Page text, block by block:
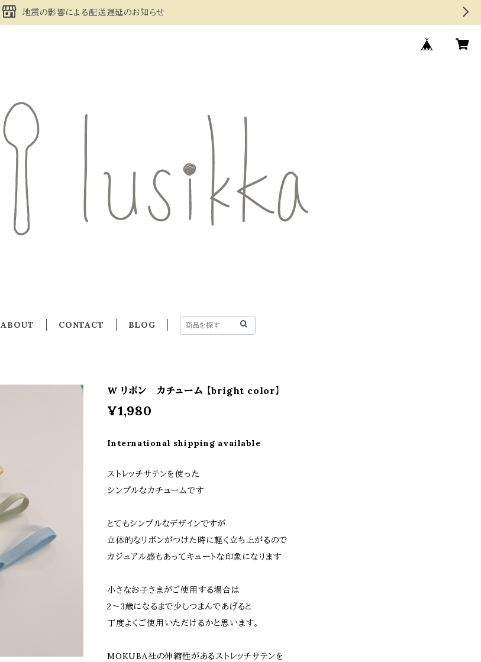
地震の影響による配送遅延のお知らせ
ABOUT CONTACT BLOG
W リボン カチューム 【bright color】
¥1,980
International shipping available
ストレッチサテンを使った
シンプルなカチュームです
とてもシンプルなデザインですが
立体的なリボンがつけた時に軽く立ち上がるので
カジュアル感もあってキュートな印象になります
小さなお子さまがご使用する場合は
2〜3歳になるまで少しつまんであげると
丁度よくご使用いただけるかと思います。
MOKUBA社の伸縮性があるストレッチサテンを